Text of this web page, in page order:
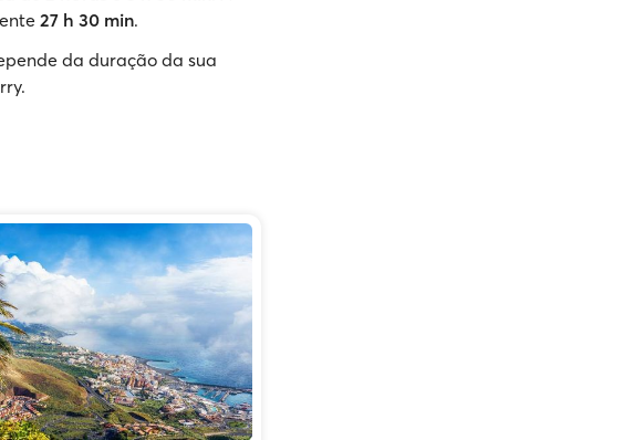
27 h 30 min.
da duração da sua